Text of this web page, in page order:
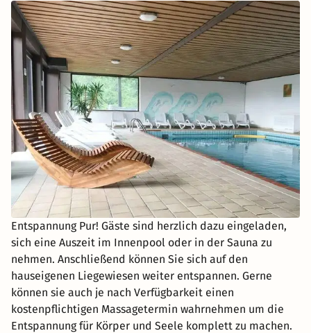
Entspannung Pur! Gäste sind herzlich dazu eingeladen,
sich eine Auszeit im Innenpool oder in der Sauna zu
nehmen. Anschließend können Sie sich auf den
hauseigenen Liegewiesen weiter entspannen. Gerne
können sie auch je nach Verfügbarkeit einen
kostenpflichtigen Massagetermin wahrnehmen um die
Entspannung für Körper und Seele komplett zu machen.